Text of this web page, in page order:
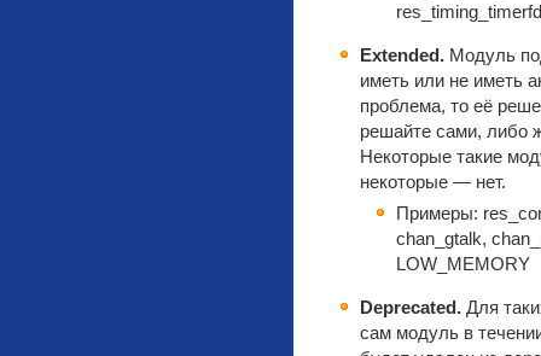
res_timing_timerfd
Extended. Модуль
иметь или не иметь
проблема, то её
решайте сами, либо
Некоторые такие
некоторые — нет.
Примеры:
chan_gtalk,
LOW_MEMORY
Deprecated. Для
сам модуль в